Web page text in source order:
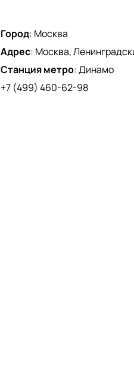
Город: Москва
Адрес: Москва,
Станция метро:Динамо
+7 (499) 460-62-98